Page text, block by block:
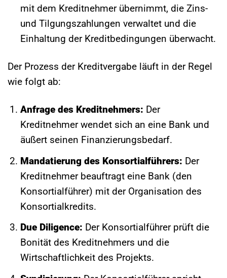
mit dem Kreditnehmer übernimmt, die Zins-
und Tilgungszahlungen verwaltet und die
Einhaltung der Kreditbedingungen überwacht.
Der Prozess der Kreditvergabe läuft in der Regel
wie folgt ab:
Anfrage des Kreditnehmers: Der
Kreditnehmer wendet sich an eine Bank und
äußert seinen Finanzierungsbedarf.
Mandatierung des Konsortialführers: Der
Kreditnehmer beauftragt eine Bank (den
Konsortialführer) mit der Organisation des
Konsortialkredits.
Due Diligence: Der Konsortialführer prüft die
Bonität des Kreditnehmers und die
Wirtschaftlichkeit des Projekts.